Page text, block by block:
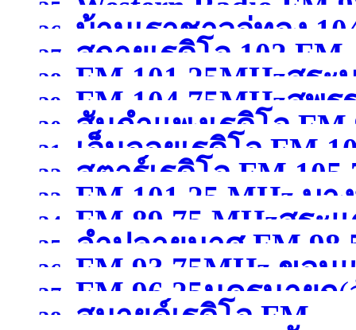
สุพรรณบุรี )
25.
)
26.
บ้านเราชาวอู่ทอง
สุพรรณบุรี )
27. สกายเรดิโอ 102 FM
28. FM 101.25MHzสระ
29. FM 104.75MHzสุพ
30.
สันกำแพงเรดิโอ FM
เชียงใหม่ )
31.
เอ็นจอยเรดิโอ FM
ขอนแก่น )
32.
สตาร์เรดิโอ FM
เชียงราย )
33. FM 101.25 MHz บา
สมุทรปราการ )
34. FM 89.75 MHzสระ
35. ลำปลายมาศ FM
36. FM 93.75MHz ขอน
37. FM 96.25นครนายก
38. สมายด์เรดิโอ FM